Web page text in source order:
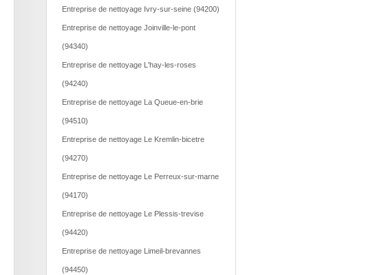
Entreprise de nettoyage Ivry-sur-seine (94200)
Entreprise de nettoyage Joinville-le-pont
(94340)
Entreprise de nettoyage L'hay-les-roses
(94240)
Entreprise de nettoyage La Queue-en-brie
(94510)
Entreprise de nettoyage Le Kremlin-bicetre
(94270)
Entreprise de nettoyage Le Perreux-sur-marne
(94170)
Entreprise de nettoyage Le Plessis-trevise
(94420)
Entreprise de nettoyage Limeil-brevannes
(94450)